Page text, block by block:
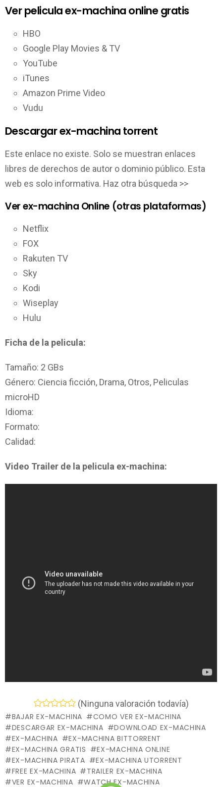
Ver pelicula ex-machina online gratis
HBO
Google Play Movies & TV
YouTube
iTunes
Amazon Prime Video
Vudu
Descargar ex-machina torrent
Este enlace no existe. Solo se muestran enlaces
libres de derechos de autor o dominio público. Esta
web es solo informativa. Haz otra búsqueda >>
Ver ex-machina Online (otras plataformas)
Netflix
FOX
Rakuten TV
Sky
Kodi
Wiseplay
Hulu
Ficha de la pelicula:
Tamaño: 2 GBs
Género: Ciencia ficción, Drama, Otros, Peliculas
microHD
Idioma:
Formato:
Calidad:
Video Trailer de la pelicula ex-machina:
(Ninguna valoración todavía)
BAJAR EX-MACHINA
COMO VER EX-MACHINA
DESCARGAR EX-MACHINA
DOWNLOAD EX-MACHINA
EX-MACHINA
EX-MACHINA BITTORRENT
EX-MACHINA GRATIS
EX-MACHINA ONLINE
EX-MACHINA PIRATA
EX-MACHINA UTORRENT
FREE EX-MACHINA
TRAILER EX-MACHINA
VER EX-MACHINA
WATCH EX-MACHINA